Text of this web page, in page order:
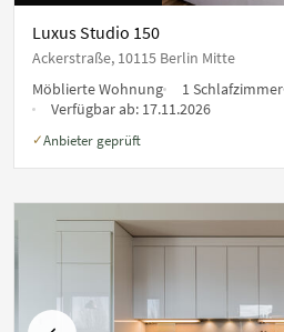
Luxus Studio 150
Ackerstraße, 10115 Berlin Mitte
Möblierte Wohnung
1 Schlafzimmer
Verfügbar ab: 17.11.2026
✓Anbieter geprüft